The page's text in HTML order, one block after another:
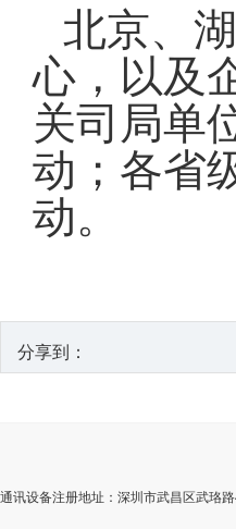
北京、
心，以及
关司局单
动；各省
动。
分享到：
通讯设备注册地址：深圳市武昌区武珞